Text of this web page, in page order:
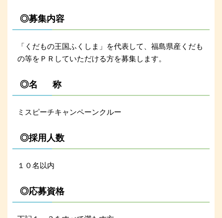
◎募集内容
「くだもの王国ふくしま」を代表して、福島県産くだも
の等をＰＲしていただける方を募集します。
◎名 称
ミスピーチキャンペーンクルー
◎採用人数
１０名以内
◎応募資格